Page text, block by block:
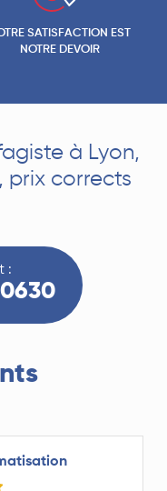
SATISFACTION EST
NOTRE DEVOIR
à Lyon,
prix corrects
: